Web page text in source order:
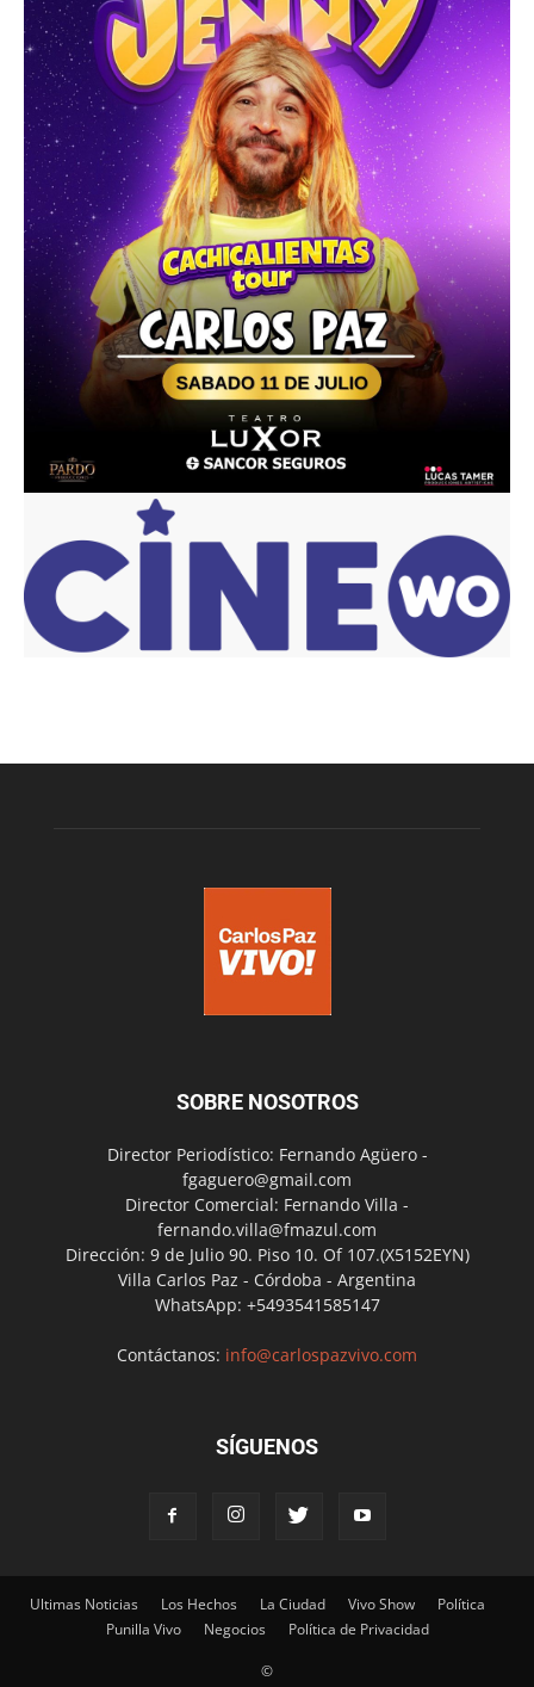
SOBRE NOSOTROS
Director Periodístico: Fernando Agüero -
fgaguero@gmail.com
Director Comercial: Fernando Villa -
fernando.villa@fmazul.com
Dirección: 9 de Julio 90. Piso 10. Of 107.(X5152EYN)
Villa Carlos Paz - Córdoba - Argentina
WhatsApp: +5493541585147
Contáctanos: info@carlospazvivo.com
SÍGUENOS
Ultimas Noticias Los Hechos La Ciudad Vivo Show
Política
Punilla Vivo
Negocios Política de Privacidad
©